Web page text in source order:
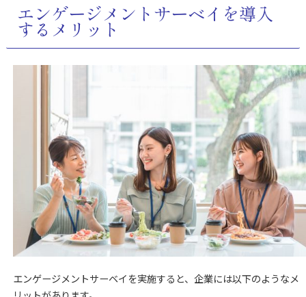
エンゲージメントサーベイを導入
するメリット
エンゲージメントサーベイを実施すると、企業には以下のようなメ